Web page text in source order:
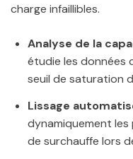
charge infaillibles.
Analyse de la
étudie les données
seuil de saturation
Lissage
dynamiquement
de surchauffe lors